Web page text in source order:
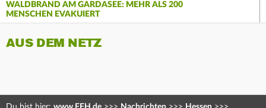
WALDBRAND AM GARDASEE: MEHR ALS 200
MENSCHEN EVAKUIERT
AUS DEM NETZ